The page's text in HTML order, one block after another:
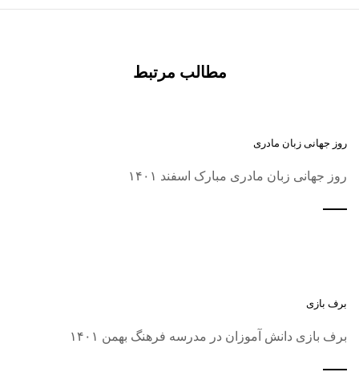
مطالب مرتبط
روز جهانی زبان مادری
روز جهانی زبان مادری مبارک اسفند ۱۴۰۱
برف بازی
برف بازی دانش آموزان در مدرسه فرهنگ بهمن ۱۴۰۱